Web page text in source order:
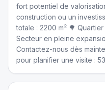
fort potentiel de
construction ou un
totale : 2200 m² 🌳
Secteur en pleine
Contactez-nous dès
pour planifier une visite :